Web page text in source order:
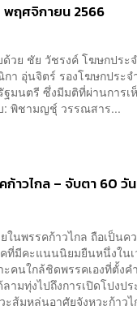
ฤศจิกายน 2566
วย ชัย วัชรงค์ โฆษกประ
า อุ่นจิตร์ รองโฆษกประ
มนตรี ซึ่งมีมติที่ผ่านการ
พิชามญชุ์ วรรณสาร...
าวไกล – จับตา 60 วั
ในพรรคก้าวไกล ถือเป็น
ที่มีคะแนนนิยมยืนหนึ่งในเ
คนใกล้ชิดพรรคเองที่ตั้ง
มทุ่งไปถึงการเปิดโปงป
ะส้มหล่นอาศัยจังหวะก้าวไ